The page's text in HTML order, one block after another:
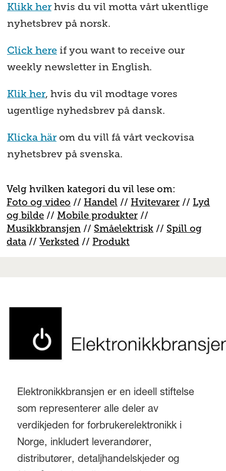
Klikk herhvis du vil motta vårt ukentlige
nyhetsbrev på norsk.
Click hereif you want to receive our
weekly newsletter in English.
Klik her, hvis du vil modtage vores
ugentlige nyhedsbrev på dansk.
Klicka härom du vill få vårt veckovisa
nyhetsbrev på svenska.
Velg hvilken kategori du vil lese om:
Foto og video // Handel // Hvitevarer // Lyd
og bilde //Mobile produkter //
Musikkbransjen // Småelektrisk // Spill og
data //Verksted // Produkt
Elektronikkbransjen er en ideell stiftelse
som representerer alle deler av
verdikjeden for forbrukerelektronikk i
Norge, inkludert leverandører,
distributører, detaljhandelskjeder og